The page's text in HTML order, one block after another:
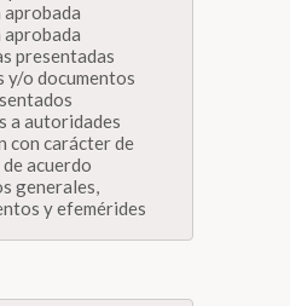
aprobada
aprobada
presentadas
y/o documentos
a autoridades
con carácter de
acuerdo
generales,
y efemérides